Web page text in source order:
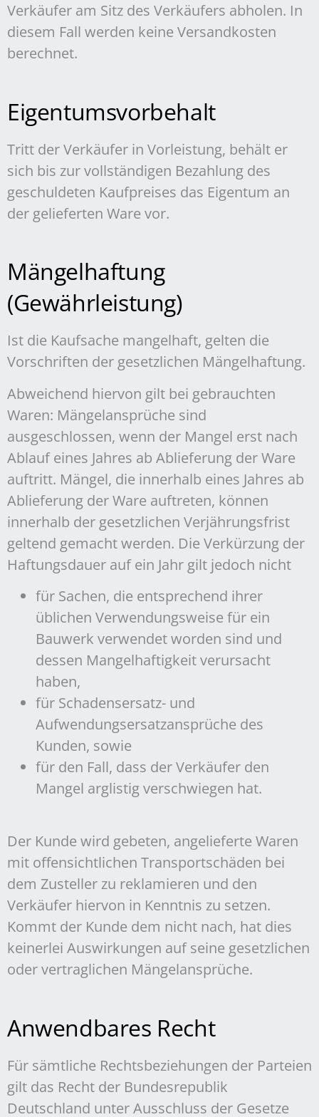
Verkäufer am Sitz des Verkäufers abholen. In
diesem Fall werden keine Versandkosten
berechnet.
Eigentumsvorbehalt
Tritt der Verkäufer in Vorleistung, behält er
sich bis zur vollständigen Bezahlung des
geschuldeten Kaufpreises das Eigentum an
der gelieferten Ware vor.
Mängelhaftung
(Gewährleistung)
Ist die Kaufsache mangelhaft, gelten die
Vorschriften der gesetzlichen Mängelhaftung.
Abweichend hiervon gilt bei gebrauchten
Waren: Mängelansprüche sind
ausgeschlossen, wenn der Mangel erst nach
Ablauf eines Jahres ab Ablieferung der Ware
auftritt. Mängel, die innerhalb eines Jahres ab
Ablieferung der Ware auftreten, können
innerhalb der gesetzlichen Verjährungsfrist
geltend gemacht werden. Die Verkürzung der
Haftungsdauer auf ein Jahr gilt jedoch nicht
für Sachen, die entsprechend ihrer
üblichen Verwendungsweise für ein
Bauwerk verwendet worden sind und
dessen Mangelhaftigkeit verursacht
haben,
für Schadensersatz- und
Aufwendungsersatzansprüche des
Kunden, sowie
für den Fall, dass der Verkäufer den
Mangel arglistig verschwiegen hat.
Der Kunde wird gebeten, angelieferte Waren
mit offensichtlichen Transportschäden bei
dem Zusteller zu reklamieren und den
Verkäufer hiervon in Kenntnis zu setzen.
Kommt der Kunde dem nicht nach, hat dies
keinerlei Auswirkungen auf seine gesetzlichen
oder vertraglichen Mängelansprüche.
Anwendbares Recht
Für sämtliche Rechtsbeziehungen der Parteien
gilt das Recht der Bundesrepublik
Deutschland unter Ausschluss der Gesetze